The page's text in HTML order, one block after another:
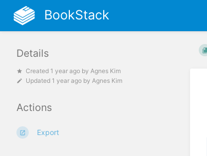
BookStack
Details
Created 1 year ago by Agnes Kim
Updated 1 year ago by Agnes Kim
Actions
Export